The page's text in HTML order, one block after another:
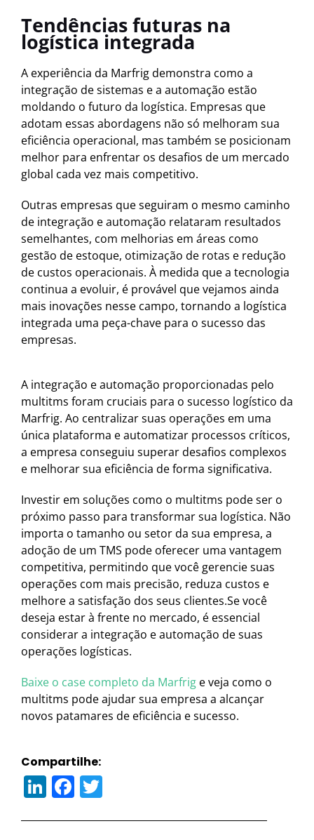
Tendências futuras na
logística integrada
A experiência da Marfrig demonstra como a
integração de sistemas e a automação estão
moldando o futuro da logística. Empresas que
adotam essas abordagens não só melhoram sua
eficiência operacional, mas também se posicionam
melhor para enfrentar os desafios de um mercado
global cada vez mais competitivo.
Outras empresas que seguiram o mesmo caminho
de integração e automação relataram resultados
semelhantes, com melhorias em áreas como
gestão de estoque, otimização de rotas e redução
de custos operacionais. À medida que a tecnologia
continua a evoluir, é provável que vejamos ainda
mais inovações nesse campo, tornando a logística
integrada uma peça-chave para o sucesso das
empresas.
A integração e automação proporcionadas pelo
multitms foram cruciais para o sucesso logístico da
Marfrig. Ao centralizar suas operações em uma
única plataforma e automatizar processos críticos,
a empresa conseguiu superar desafios complexos
e melhorar sua eficiência de forma significativa.
Investir em soluções como o multitms pode ser o
próximo passo para transformar sua logística. Não
importa o tamanho ou setor da sua empresa, a
adoção de um TMS pode oferecer uma vantagem
competitiva, permitindo que você gerencie suas
operações com mais precisão, reduza custos e
melhore a satisfação dos seus clientes.Se você
deseja estar à frente no mercado, é essencial
considerar a integração e automação de suas
operações logísticas.
Baixe o case completo da Marfrig e veja como o
multitms pode ajudar sua empresa a alcançar
novos patamares de eficiência e sucesso.
LinkedIn
Facebook
Compartilhe: